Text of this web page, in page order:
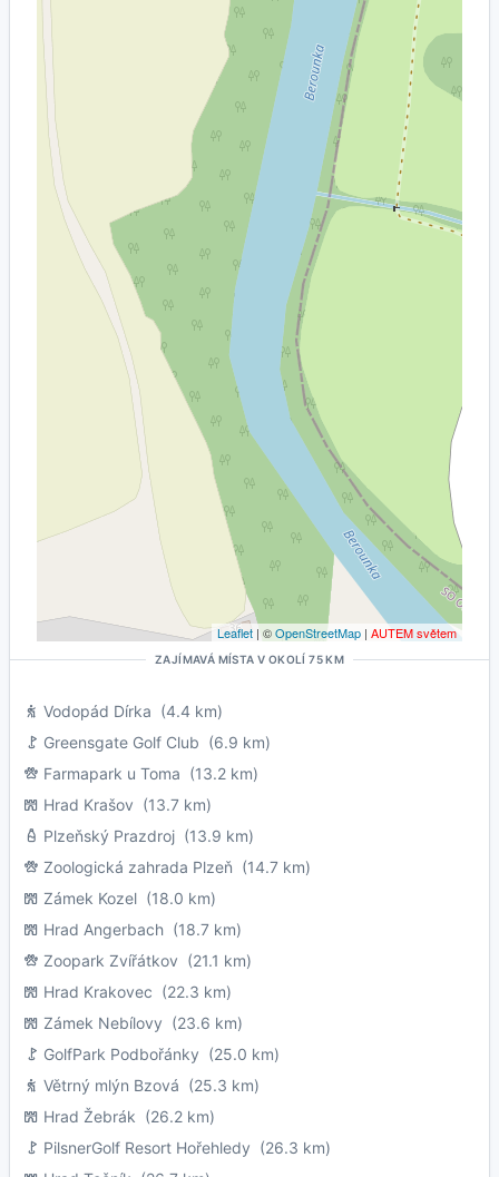
Leaflet | ©OpenStreetMap | AUTEM světem
ZAJÍMAVÁ MÍSTA V OKOLÍ 75 KM
Vodopád Dírka (4.4 km)
Greensgate Golf Club (6.9 km)
Farmapark u Toma (13.2 km)
Hrad Krašov (13.7 km)
Plzeňský Prazdroj (13.9 km)
Zoologická zahrada Plzeň (14.7 km)
Zámek Kozel (18.0 km)
Hrad Angerbach (18.7 km)
Zoopark Zvířátkov (21.1 km)
Hrad Krakovec (22.3 km)
Zámek Nebílovy (23.6 km)
GolfPark Podbořánky (25.0 km)
Větrný mlýn Bzová (25.3 km)
Hrad Žebrák (26.2 km)
PilsnerGolf Resort Hořehledy (26.3 km)